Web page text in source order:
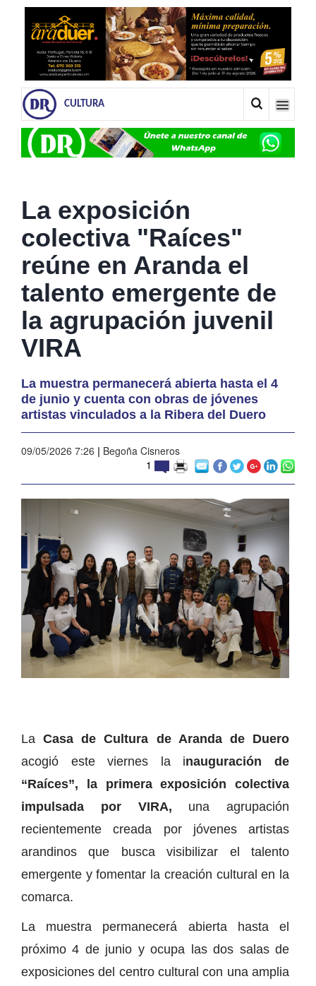
CULTURA
La exposición
colectiva "Raíces"
reúne en Aranda el
talento emergente de
la agrupación juvenil
VIRA
La muestra permanecerá abierta hasta el 4
de junio y cuenta con obras de jóvenes
artistas vinculados a la Ribera del Duero
09/05/2026 7:26 | Begoña Cisneros
1
LaCasa de Cultura de Aranda de Duero
acogió este viernes la inauguración de
“Raíces”, la primera exposición colectiva
impulsada por VIRA, una agrupación
recientemente creada por jóvenes artistas
arandinos que busca visibilizar el talento
emergente y fomentar la creación cultural en la
comarca.
La muestra permanecerá abierta hasta el
próximo 4 de junio y ocupa las dos salas de
exposiciones del centro cultural con una amplia